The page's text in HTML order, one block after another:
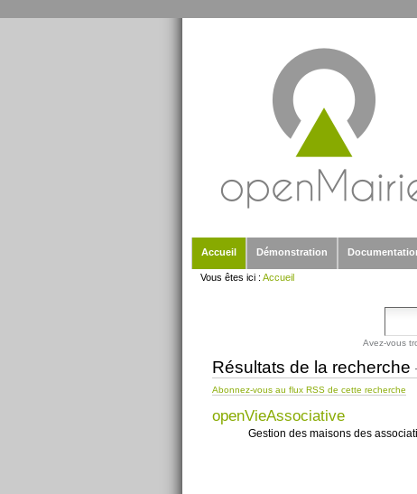
Accueil
Démonstration
Vous êtes ici : Accueil
Avez-vous
Résultats de la recherche
Abonnez-vous au flux RSS de cette recherche
openVieAssociative
Gestion des maisons des